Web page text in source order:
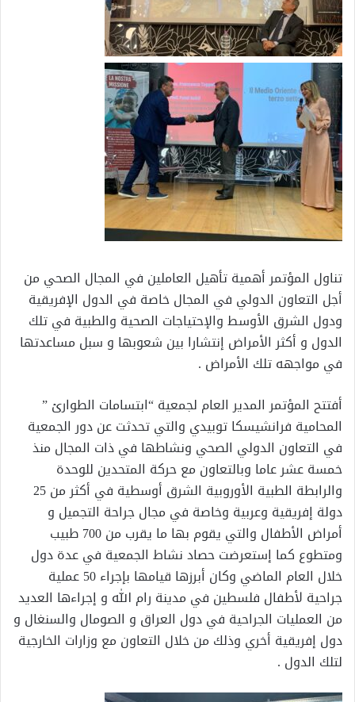
تناول المؤتمر أهمية تأهيل العاملين في المجال الصحي من
أجل التعاون الدولي في المجال خاصة في الدول الإفريقية
ودول الشرق الأوسط والإحتياجات الصحية والطبية في تلك
الدول و أكثر الأمراض إنتشارا بين شعوبها و سبل مساعدتها
في مواجهه تلك الأمراض .
أفتتح المؤتمر المدير العام لجمعية “ابتسامات الطوارئ ”
المحامية فرانشيسكا توبيدي والتي تحدثت عن دور الجمعية
في التعاون الدولي الصحي ونشاطها في ذات المجال منذ
خمسة عشر عاما وبالتعاون مع حركة المتحدين للوحدة
والرابطة الطبية الأوروبية الشرق أوسطية في أكثر من 25
دولة إفريقية وعربية وخاصة في مجال جراحة التجميل و
أمراض الأطفال والتي يقوم بها ما يقرب من 700 طبيب
ومتطوع كما إستعرضت حصاد نشاط الجمعية في عدة دول
خلال العام الماضي وكان أبرزها قيامها بإجراء 50 عملية
جراحية لأطفال فلسطين في مدينة رام الله و إجراءها العديد
من العمليات الجراحية في دول العراق و الصومال والسنغال و
دول إفريقية أخري وذلك من خلال التعاون مع وزارات الخارجية
لتلك الدول .